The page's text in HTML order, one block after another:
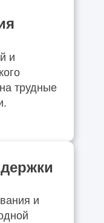
и
трудные
и